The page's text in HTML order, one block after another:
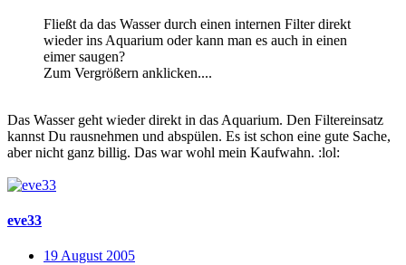
Fließt da das Wasser durch einen internen Filter direkt
wieder ins Aquarium oder kann man es auch in einen
eimer saugen?
Zum Vergrößern anklicken....
Das Wasser geht wieder direkt in das Aquarium. Den Filtereinsatz
kannst Du rausnehmen und abspülen. Es ist schon eine gute Sache,
aber nicht ganz billig. Das war wohl mein Kaufwahn. :lol:
eve33
19 August 2005